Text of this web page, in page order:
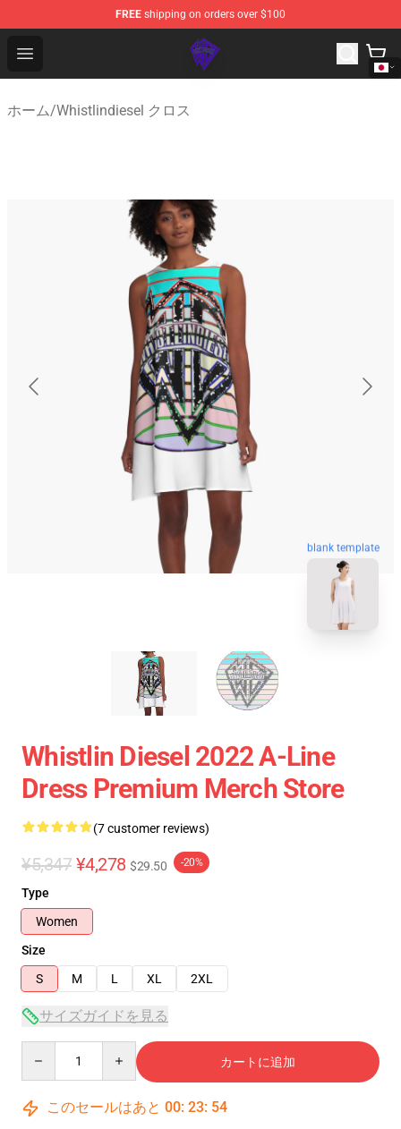
FREE shipping on orders over $100
Open menu
WhistlinDiesel Shop - Official WhistlinDiesel
ホーム/Whistlindiesel クロス
blank template
Whistlin Diesel 2022 A-Line
Dress Premium Merch Store
(7 customer reviews)
¥5,347 ¥4,278 $29.50 -20%
Type
Women
Size
S
M L XL 2XL
サイズガイドを見る
カートに追加
このセールはあと 00: 23: 54